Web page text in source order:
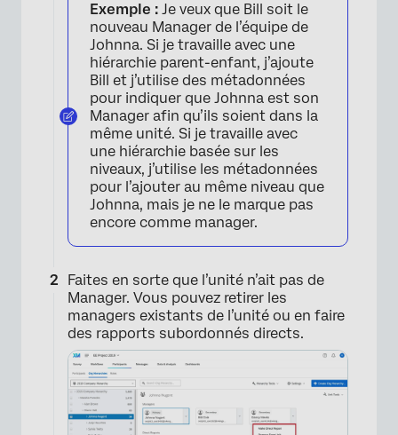
Exemple : Je veux que Bill soit le
nouveau Manager de l’équipe de
Johnna. Si je travaille avec une
hiérarchie parent-enfant, j’ajoute
Bill et j’utilise des métadonnées
pour indiquer que Johnna est son
Manager afin qu’ils soient dans la
même unité. Si je travaille avec
une hiérarchie basée sur les
niveaux, j’utilise les métadonnées
pour l’ajouter au même niveau que
Johnna, mais je ne le marque pas
encore comme manager.
Faites en sorte que l’unité n’ait pas de
Manager. Vous pouvez retirer les
managers existants de l’unité ou en faire
des rapports subordonnés directs.